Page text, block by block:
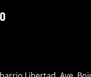
Libertad, Ave.